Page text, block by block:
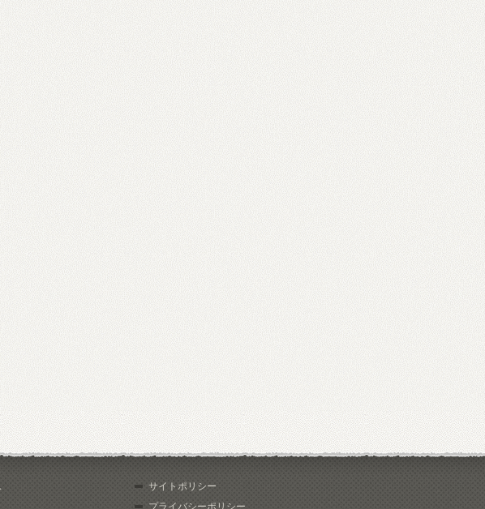
サイトポリシー
プライバシーポリシー